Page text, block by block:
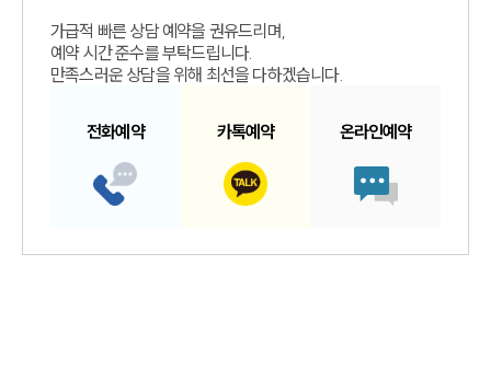
가급적 빠른 상담 예약을 권유드리며,
예약 시간 준수를 부탁드립니다.
만족스러운 상담을 위해 최선을 다하겠습니다.
전화예약 카톡예약 온라인예약